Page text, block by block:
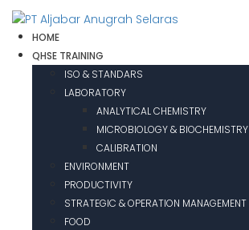
HOME
QHSE TRAINING
ISO & STANDARS
LABORATORY
ANALYTICAL CHEMISTRY
MICROBIOLOGY & BIOCHEMISTRY
CALIBRATION
ENVIRONMENT
PRODUCTIVITY
STRATEGIC & OPERATION MANAGEMENT
FOOD